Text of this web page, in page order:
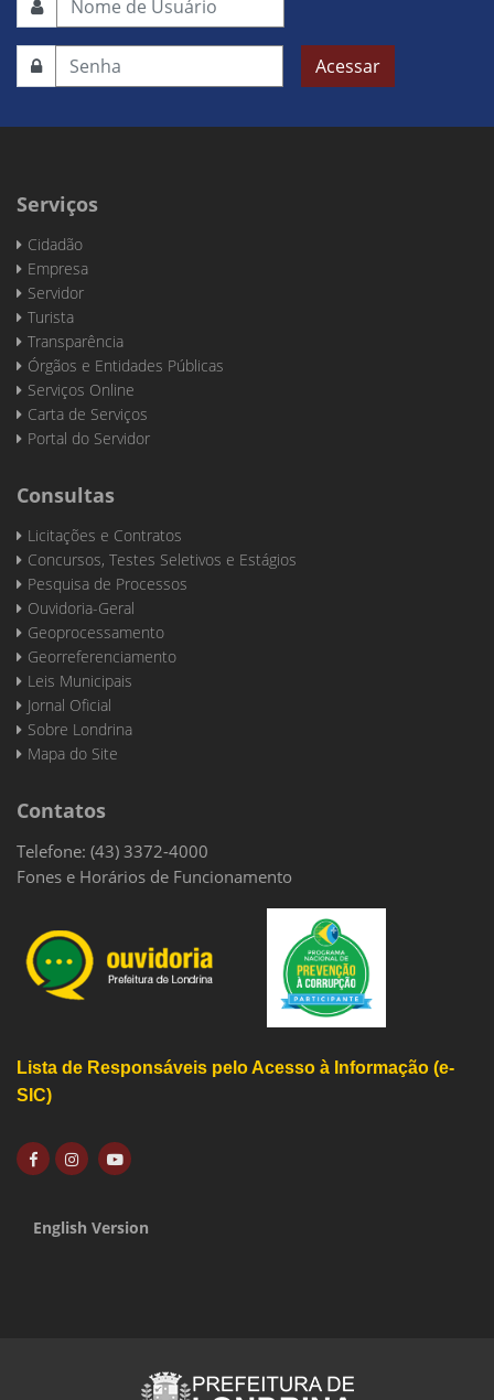
Acessar
Serviços
Cidadão
Empresa
Servidor
Turista
Transparência
Órgãos e Entidades Públicas
Serviços Online
Carta de Serviços
Portal do Servidor
Consultas
Licitações e Contratos
Concursos, Testes Seletivos e Estágios
Pesquisa de Processos
Ouvidoria-Geral
Geoprocessamento
Georreferenciamento
Leis Municipais
Jornal Oficial
Sobre Londrina
Mapa do Site
Contatos
Telefone: (43) 3372-4000
Fones e Horários de Funcionamento
Lista de Responsáveis pelo Acesso à Informação (e-
SIC)
English Version